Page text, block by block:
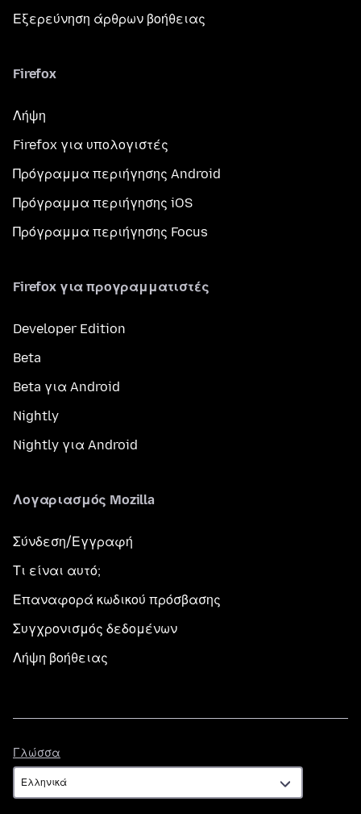
Εξερεύνηση άρθρων βοήθειας
Firefox
Λήψη
Firefox για υπολογιστές
Πρόγραμμα περιήγησης Android
Πρόγραμμα περιήγησης iOS
Πρόγραμμα περιήγησης Focus
Firefox για προγραμματιστές
Developer Edition
Beta
Beta για Android
Nightly
Nightly για Android
Λογαριασμός Mozilla
Σύνδεση/Εγγραφή
Τι είναι αυτό;
Επαναφορά κωδικού πρόσβασης
Συγχρονισμός δεδομένων
Λήψη βοήθειας
Γλώσσα